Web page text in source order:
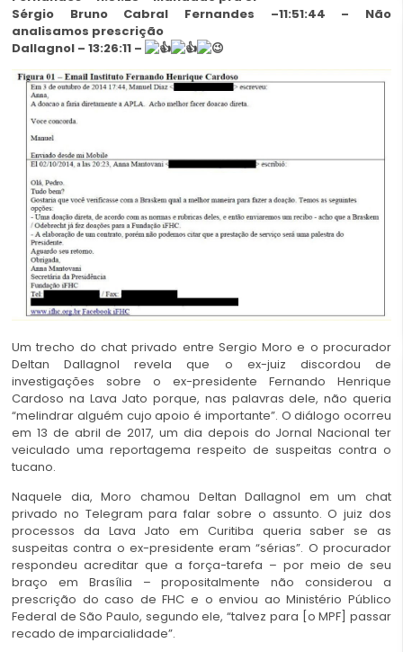
Sérgio Bruno Cabral Fernandes –11:51:44 – Não
analisamos prescrição
Dallagnol – 13:26:11 –
Um trecho do chat privado entre Sergio Moro e o procurador
Deltan Dallagnol revela que o ex-juiz discordou de
investigações sobre o ex-presidente Fernando Henrique
Cardoso na Lava Jato porque, nas palavras dele, não queria
“melindrar alguém cujo apoio é importante”. O diálogo ocorreu
em 13 de abril de 2017, um dia depois do Jornal Nacional ter
veiculado uma reportagema respeito de suspeitas contra o
tucano.
Naquele dia, Moro chamou Deltan Dallagnol em um chat
privado no Telegram para falar sobre o assunto. O juiz dos
processos da Lava Jato em Curitiba queria saber se as
suspeitas contra o ex-presidente eram “sérias”. O procurador
respondeu acreditar que a força-tarefa – por meio de seu
braço em Brasília – propositalmente não considerou a
prescrição do caso de FHC e o enviou ao Ministério Público
Federal de São Paulo, segundo ele, “talvez para [o MPF] passar
recado de imparcialidade”.